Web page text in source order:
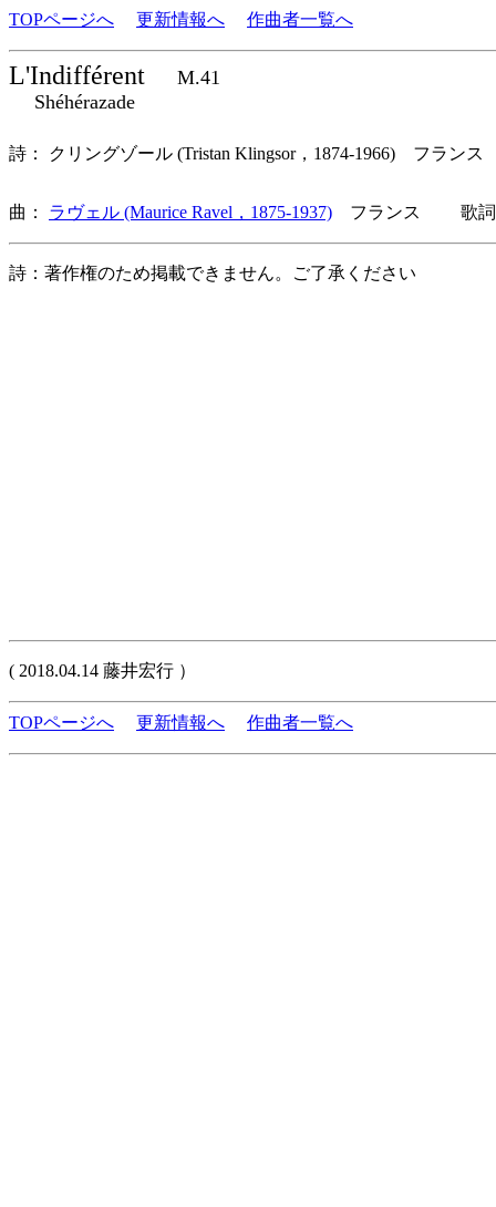
TOPページへ 更新情報へ 作曲者一覧へ
L'Indifférent
M.41
Shéhérazade
詩： クリングゾール (Tristan Klingsor，1874-1966) フランス
曲： ラヴェル (Maurice Ravel，1875-1937) フランス 歌詞
詩：著作権のため掲載できません。ご了承ください
( 2018.04.14 藤井宏行 ）
TOPページへ 更新情報へ 作曲者一覧へ